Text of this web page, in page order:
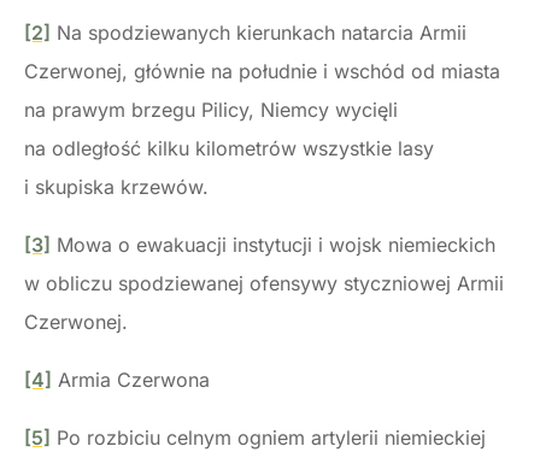
[2] Na spodziewanych kierunkach natarcia Armii
Czerwonej, głównie na południe i wschód od miasta
na prawym brzegu Pilicy, Niemcy wycięli
na odległość kilku kilometrów wszystkie lasy
i skupiska krzewów.
[3] Mowa o ewakuacji instytucji i wojsk niemieckich
w obliczu spodziewanej ofensywy styczniowej Armii
Czerwonej.
[4] Armia Czerwona
[5] Po rozbiciu celnym ogniem artylerii niemieckiej